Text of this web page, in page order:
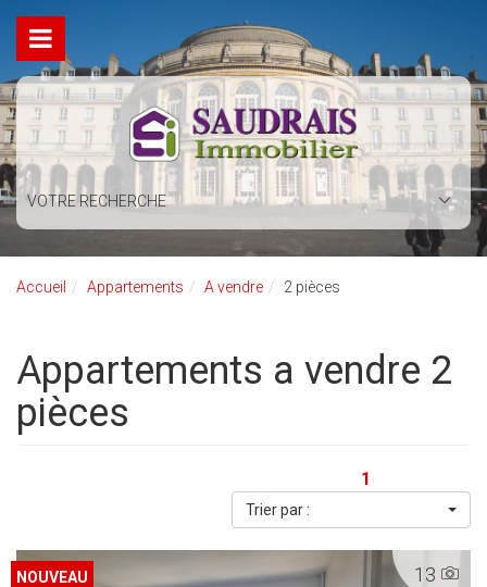
VOTRE RECHERCHE
Accueil Appartements A vendre 2 pièces
Appartements a vendre 2
pièces
1
Trier par :
13
NOUVEAU